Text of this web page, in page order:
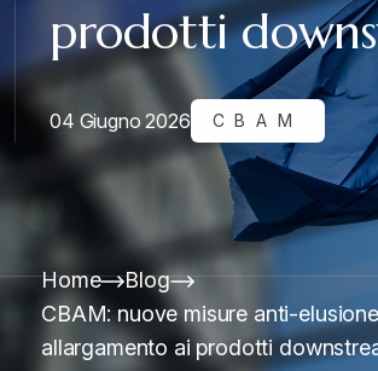
prodotti
04 Giugno 2026 CBAM
Home
Blog
CBAM: nuove misure anti-
allargamento ai prodotti